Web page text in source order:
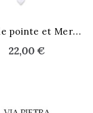
P
endule pointe et Merkaba
22,00 €